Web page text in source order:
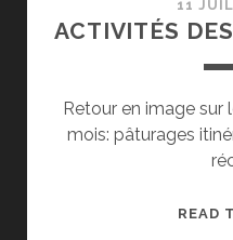
11
ACTIVITÉS
Retour en image sur
mois: pâturages
READ